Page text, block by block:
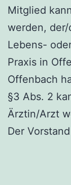
Mitglied
werden,
Lebens-
Praxis in
Offenbach
§3 Abs. 2
Ärztin/Arzt
Der Vorstand